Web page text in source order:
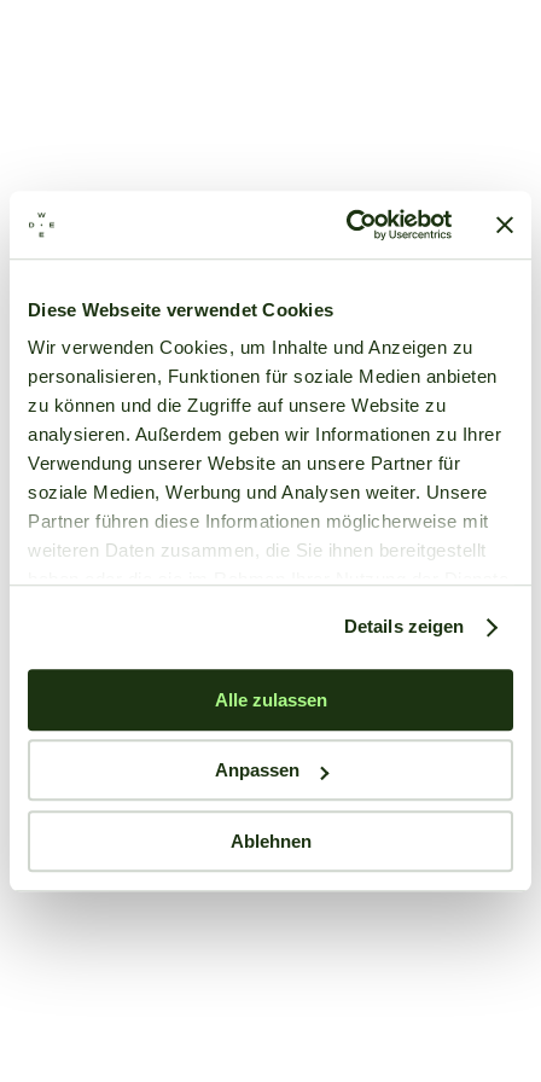
Diese Webseite verwendet Cookies
Wir verwenden Cookies, um Inhalte und Anzeigen zu
personalisieren, Funktionen für soziale Medien anbieten
zu können und die Zugriffe auf unsere Website zu
analysieren. Außerdem geben wir Informationen zu Ihrer
Verwendung unserer Website an unsere Partner für
soziale Medien, Werbung und Analysen weiter. Unsere
Partner führen diese Informationen möglicherweise mit
weiteren Daten zusammen, die Sie ihnen bereitgestellt
Details zeigen
Alle zulassen
Anpassen
Ablehnen